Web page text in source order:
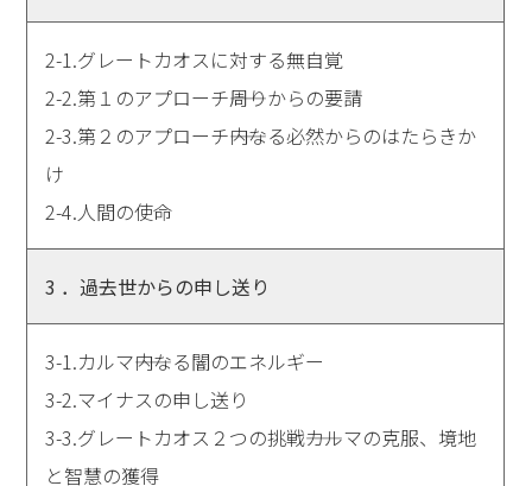
2-1.グレートカオスに対する無自覚
2-2.第１のアプローチ――周りからの要請
2-3.第２のアプローチ――内なる必然からのはたらきか
け
2-4.人間の使命
3 ．過去世からの申し送り
3-1.カルマ――内なる闇のエネルギー
3-2.マイナスの申し送り
3-3.グレートカオス２つの挑戦――カルマの克服、境地
と智慧の獲得